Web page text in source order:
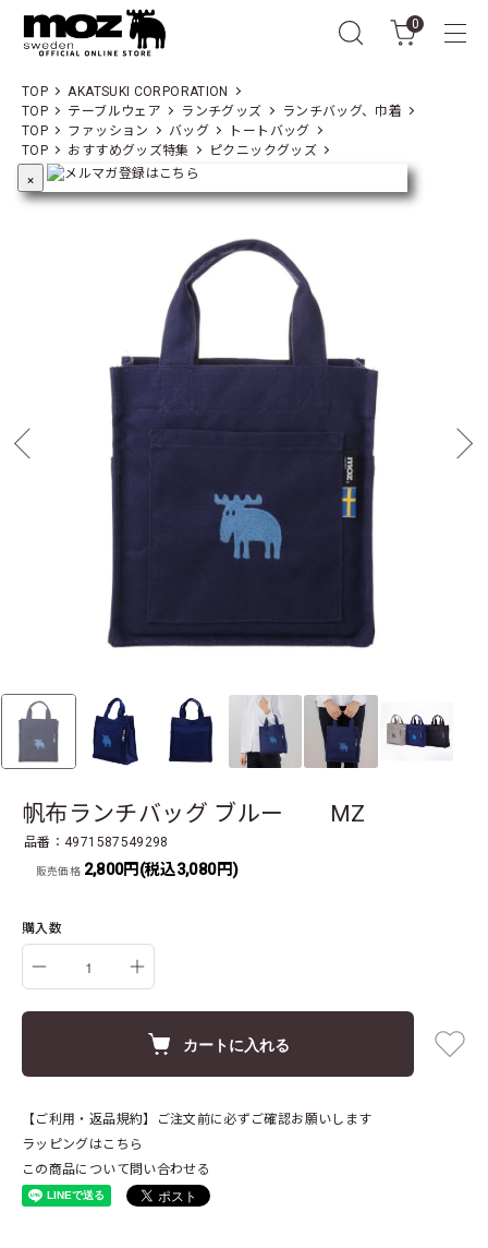
0
TOP
AKATSUKI CORPORATION
TOP
テーブルウェア ランチグッズ
ランチバッグ、巾着
TOP
ファッション バッグ
トートバッグ
TOP
おすすめグッズ特集 ピクニックグッズ
帆布ランチバッグ ブルー MZ
品番：4971587549298
販売価格 2,800円(税込3,080円)
購入数
カートに入れる
【ご利用・返品規約】ご注文前に必ずご確認お願いします
ラッピングはこちら
この商品について問い合わせる
×